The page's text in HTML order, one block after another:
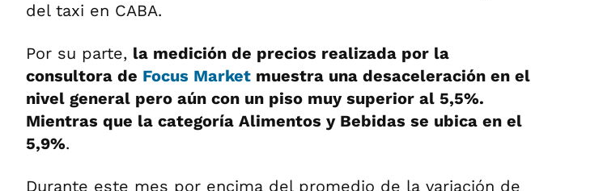
del taxi en CABA.
Por su parte, la medición de precios realizada por la
consultora de Focus Market muestra una desaceleración en el
nivel general pero aún con un piso muy superior al 5,5%.
Mientras que la categoría Alimentos y Bebidas se ubica en el
5,9%.
Durante este mes por encima del promedio de la variación de